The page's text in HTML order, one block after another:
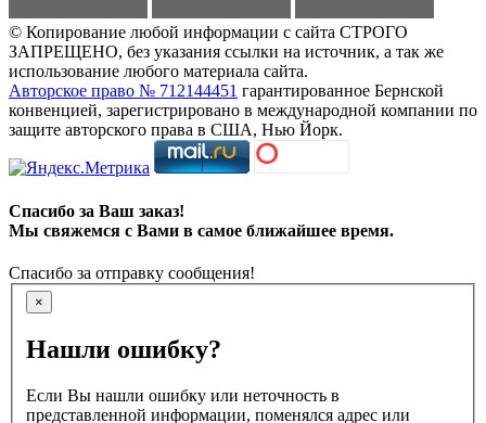
© Копирование любой информации с сайта СТРОГО
ЗАПРЕЩЕНО, без указания ссылки на источник, а так же
использование любого материала сайта.
Авторское право № 712144451 гарантированное Бернской
конвенцией, зарегистрировано в международной компании по
защите авторского права в США, Нью Йорк.
Спасибо за Ваш заказ!
Мы свяжемся с Вами в самое ближайшее время.
Спасибо за отправку сообщения!
×
Нашли ошибку?
Если Вы нашли ошибку или неточность в
представленной информации, поменялся адрес или